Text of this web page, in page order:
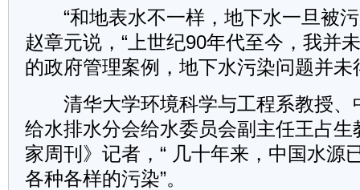
“和地表水不一样，地下水一旦被污
赵章元说，“上世纪90年代至今，我并
的政府管理案例，地下水污染问题并未
清华大学环境科学与工程系教授、
给水排水分会给水委员会副主任王占
家周刊》记者，“ 几十年来，中国水源
各种各样的污染”。